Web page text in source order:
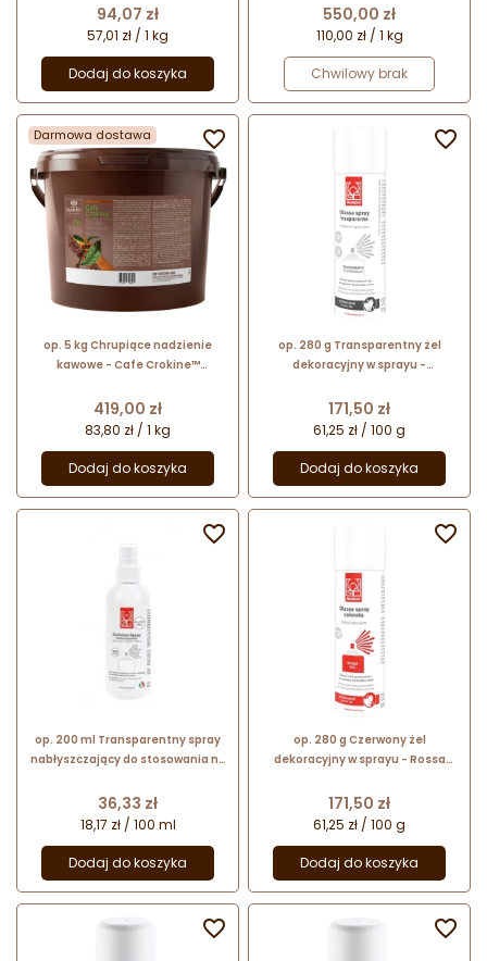
31258 Glazeart Bianca Modecor
Cena
94,07 zł
57,01 zł / 1 kg
Dodaj do koszyka
E4-656
Cena
550,00 zł
110,00 zł / 1 kg
Chwilowy brak
Darmowa dostawa
op. 5 kg Chrupiące nadzienie
kawowe - Cafe Crokine™
656
Cena
419,00 zł
83,80 zł / 1 kg
Dodaj do koszyka

op. 280 g Transparentny żel
dekoracyjny w sprayu -
kat. 23397 Modecor
Cena
171,50 zł
61,25 zł / 100 g
Dodaj do koszyka

op. 200 ml Transparentny spray
nabłyszczający do stosowania na
cukierniczych - Gelatina Spray
23239 Modecor
Cena
36,33 zł
18,17 zł / 100 ml
Dodaj do koszyka

op. 280 g Czerwony żel
dekoracyjny w sprayu - Rossa
Modecor
Cena
171,50 zł
61,25 zł / 100 g
Dodaj do koszyka

 